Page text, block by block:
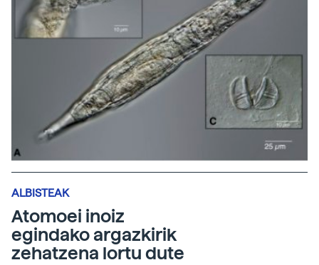
ALBISTEAK
Atomoei inoiz
egindako argazkirik
zehatzena lortu dute